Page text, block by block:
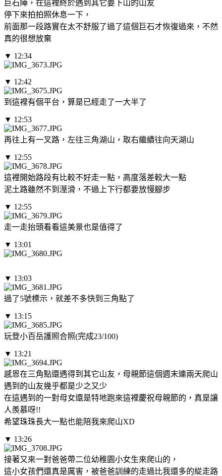
巨石陣，在這裡終於遇到其它要下山的山友
停下來拍拍照休息一下，
前面那一段路實在太不舒服了過了這個巨石才恢復過來，不然
真的很想放棄
▼ 12:34
▼ 12:42
到這裡有個平台，算是已經走了一大半了
▼ 12:53
再往上有一叉路，左往三角湖山，取右繼續往向天湖山
▼ 12:55
這裡開始路段有比較不好走一點，高度落差較大一點
泥土路雖然不到溼滑，不過上下行都要放慢腳步
▼ 12:55
走一走抬頭看看這美景也是值得了
▼ 13:01
▼ 13:03
過了5號標示，就差不多快到三角點了
▼ 13:15
玩登小百岳護照合照(完成23/100)
▼ 13:21
感恩在三角點還遇得到其它山友，母親節這個週末連兩天爬山
遇到的山友幾乎都是少之又少
在這遇到的一對母女還是特地跑來這裡慶祝母親節的，真是讓
人羨慕呀!!
希望珠珠長大一點也能陪我來爬山XD
▼ 13:26
接著又來一對爸爸帶二位幼稚園小女生來爬山的，
這小女孩們還真是厲害，被爸爸訓練的走過比我還多的緃走路